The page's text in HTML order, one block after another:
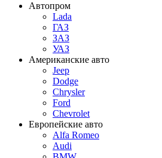
Автопром
Lada
ГАЗ
ЗАЗ
УАЗ
Американские авто
Jeep
Dodge
Chrysler
Ford
Chevrolet
Европейские авто
Alfa Romeo
Audi